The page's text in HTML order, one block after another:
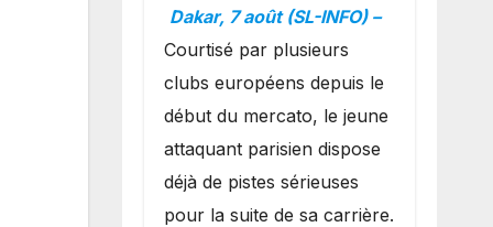
Dortmund se
positionnent en
favoris pour
recruter Ibrahim
Mbaye
Dakar, 7 août (SL-INFO) –
Courtisé par plusieurs
clubs européens depuis le
début du mercato, le jeune
attaquant parisien dispose
déjà de pistes sérieuses
pour la suite de sa carrière.